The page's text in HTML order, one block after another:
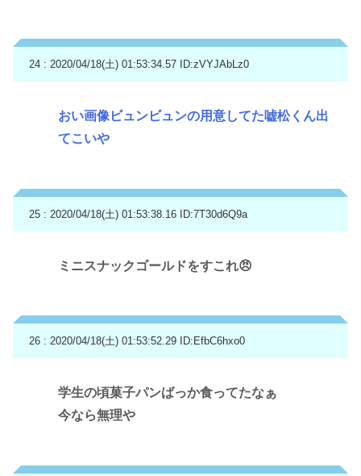
24 : 2020/04/18(土) 01:53:34.57 ID:zVYJAbLz0
おい画像ビュンビュンの用意してた嘘松くん出
てこいや
25 : 2020/04/18(土) 01:53:38.16 ID:7T30d6Q9a
ミニスナックゴールドをすこれ😠
26 : 2020/04/18(土) 01:53:52.29 ID:EfbC6hxo0
学生の頃菓子パンばっか食ってたなぁ
今なら無理や